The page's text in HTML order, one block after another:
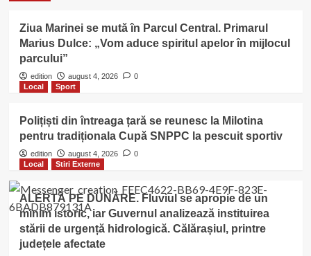
Ziua Marinei se mută în Parcul Central. Primarul
Marius Dulce: „Vom aduce spiritul apelor în mijlocul
parcului”
edition august 4, 2026
0
Local
Sport
Polițiști din întreaga țară se reunesc la Milotina
pentru tradiționala Cupă SNPPC la pescuit sportiv
edition august 4, 2026
0
Local
Stiri Externe
ALERTĂ PE DUNĂRE. Fluviul se apropie de un
minim istoric, iar Guvernul analizează instituirea
stării de urgență hidrologică. Călărașiul, printre
județele afectate